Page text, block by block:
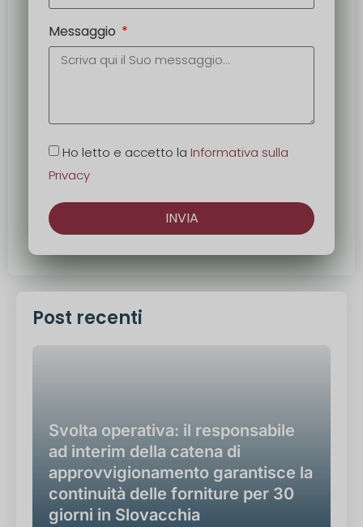
Messaggio
Ho letto e accetto la Informativa sulla
Privacy
INVIA
Post recenti
Svolta operativa: il responsabile
ad interim della catena di
approvvigionamento garantisce la
continuità delle forniture per 30
giorni in Slovacchia